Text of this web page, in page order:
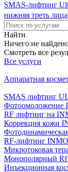
SMAS-лифтинг
нижняя треть
Найти
Ничего не
Смотреть все
Все услуги
Аппаратная
SMAS лифтинг
Фотоомоложение
RF лифтинг на
Коррекция кожи
RF-лифтинг
Микротоковая
Монополярный Rf
Инъекционная